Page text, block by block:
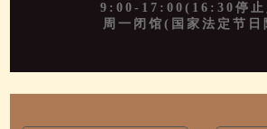
9:00-17:00(16:30停止
周一闭馆(国家法定节日